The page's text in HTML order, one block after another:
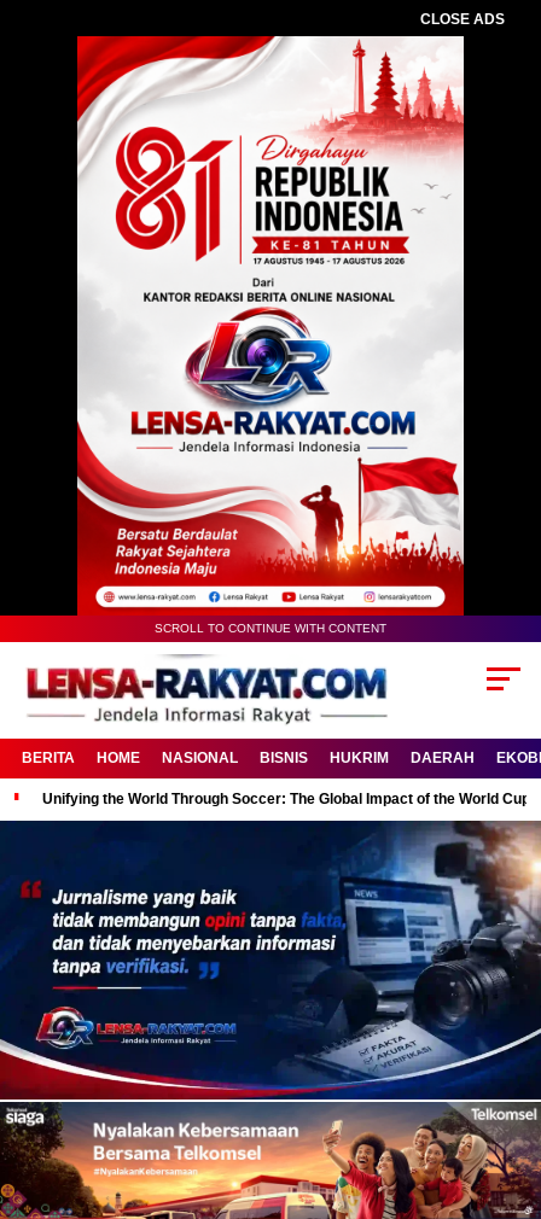
CLOSE ADS
SCROLL TO CONTINUE WITH CONTENT
BERITA HOME NASIONAL BISNIS HUKRIM DAERAH
Unifying the World Through Soccer: The Global Impact of the World Cup